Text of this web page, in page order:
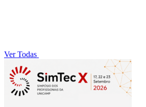
Ver Todas